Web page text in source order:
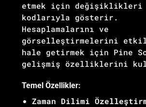
etmek için değişiklikleri
kodlarıyla gösterir.
Hesaplamalarını ve
görselleştirmelerini
hale getirmek için Pine
gelişmiş özelliklerini
Temel Özellikler:
Zaman Dilimi